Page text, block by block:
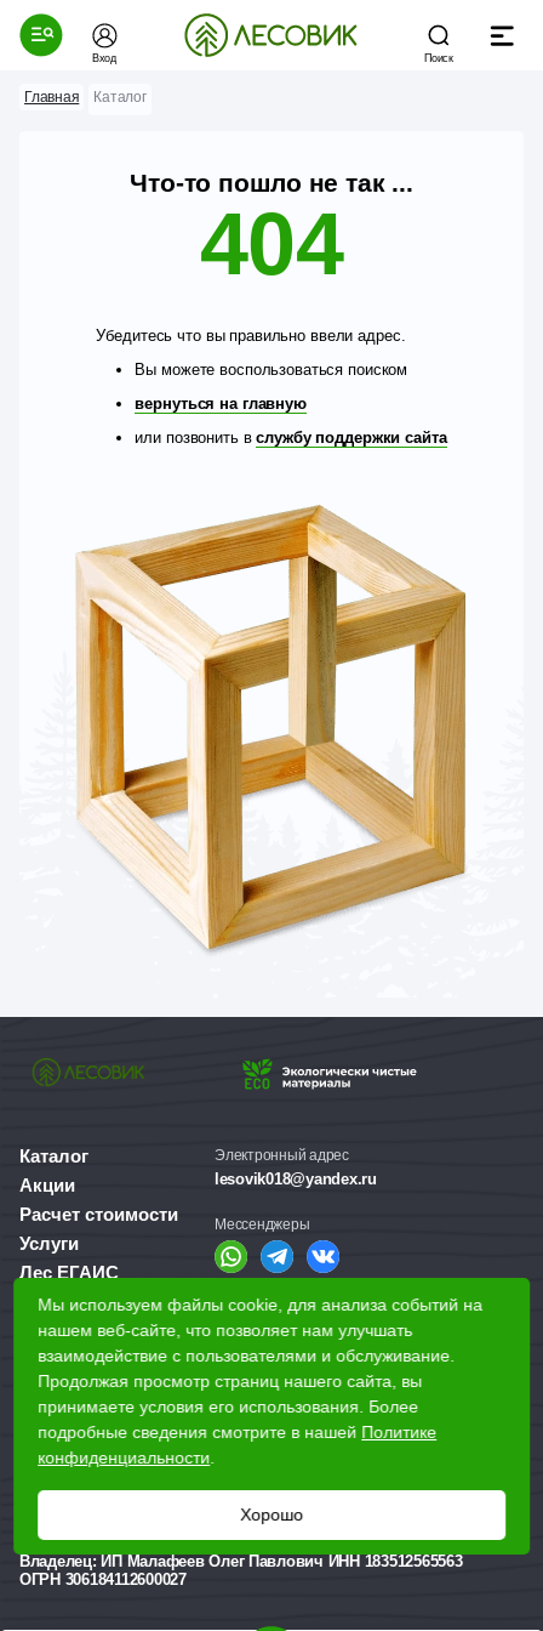
Вход Поиск
Главная Каталог
Что-то пошло не так ...
404
Убедитесь что вы правильно ввели адрес.
Вы можете воспользоваться поиском
вернуться на главную
или позвонить вслужбу поддержки сайта
Каталог
Акции
Расчет стоимости
Услуги
Лес ЕГАИС
О компании
Доставка и оплата
Для бизнеса
Наши магазины
Ижевск, Воткинское шоссе, 340
Электронный адрес
lesovik018@yandex.ru
Мессенджеры
Справочная служба
+7 (3412) 77-60-50
Реквизиты
Владелец: ИП Малафеев Олег Павлович ИНН 183512565563
ОГРН 306184112600027
Мы используем файлы cookie, для анализа событий на
нашем веб-сайте, что позволяет нам улучшать
взаимодействие с пользователями и обслуживание.
Продолжая просмотр страниц нашего сайта, вы
принимаете условия его использования. Более
подробные сведения смотрите в нашей Политике
конфиденциальности
Хорошо